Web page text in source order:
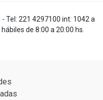
- Tel: 221 4297100 int: 1042 a
de 8:00 a 20:00 hs.